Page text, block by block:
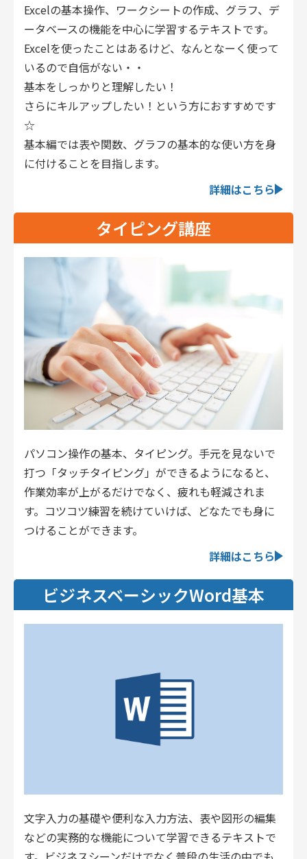
Excelの基本操作、ワークシートの作成、グラフ、デ
ータベースの機能を中心に学習するテキストです。
Excelを使ったことはあるけど、なんとなーく使って
いるので自信がない・・
基本をしっかりと理解したい！
さらにキルアップしたい！という方におすすめです
☆
基本編では表や関数、グラフの基本的な使い方を身
に付けることを目指します。
詳細はこちら
タイピング講座
パソコン操作の基本、タイピング。手元を見ないで
打つ「タッチタイピング」ができるようになると、
作業効率が上がるだけでなく、疲れも軽減されま
す。コツコツ練習を続けていけば、どなたでも身に
つけることができます。
詳細はこちら
ビジネスベーシックWord基本
文字入力の基礎や便利な入力方法、表や図形の編集
などの実務的な機能について学習できるテキストで